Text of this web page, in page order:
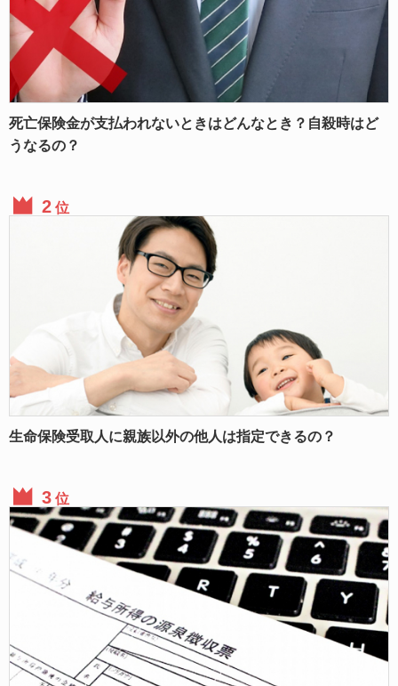
死亡保険金が支払われないときはどんなとき？自殺時はど
うなるの？
位
生命保険受取人に親族以外の他人は指定できるの？
位